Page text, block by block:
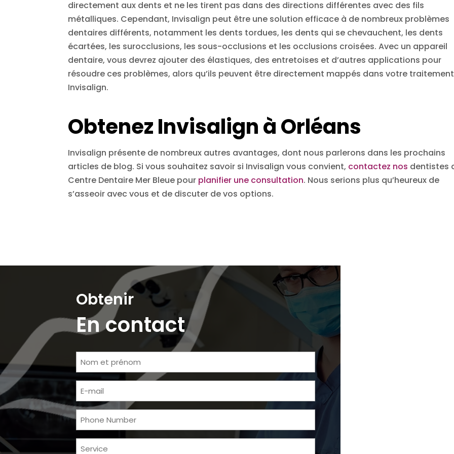
directement aux dents et ne les tirent pas dans des directions différentes avec des fils
métalliques. Cependant, Invisalign peut être une solution efficace à de nombreux problèmes
dentaires différents, notamment les dents tordues, les dents qui se chevauchent, les dents
écartées, les surocclusions, les sous-occlusions et les occlusions croisées. Avec un appareil
dentaire, vous devrez ajouter des élastiques, des entretoises et d’autres applications pour
résoudre ces problèmes, alors qu’ils peuvent être directement mappés dans votre traitement
Invisalign.
Obtenez Invisalign à Orléans
Invisalign présente de nombreux autres avantages, dont nous parlerons dans les prochains
articles de blog. Si vous souhaitez savoir si Invisalign vous convient, contactez nos dentistes
Centre Dentaire Mer Bleue pour planifier une consultation. Nous serions plus qu’heureux de
s’asseoir avec vous et de discuter de vos options.
Obtenir
En contact
Nom
et
prénom
E-
mail
Téléphone
Prestations